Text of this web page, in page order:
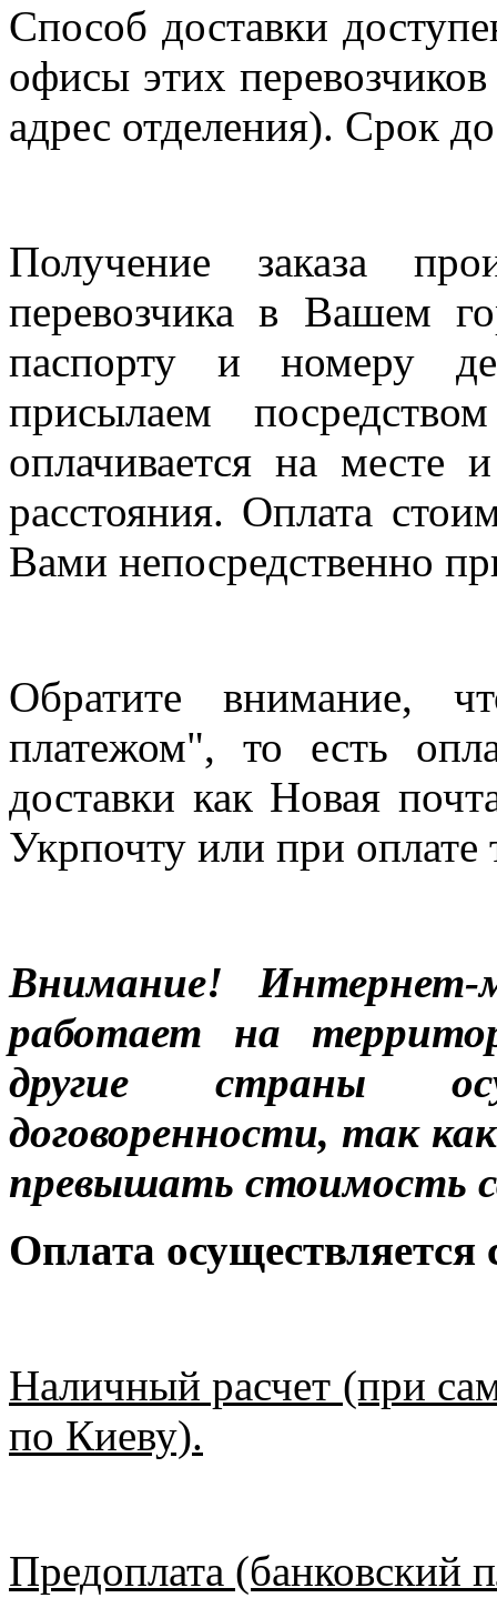
Способ доставки
офисы этих
адрес отделения). Срок
Получение заказа
перевозчика в Вашем
паспорту и номеру
присылаем
оплачивается на месте
расстояния. Оплата
Вами непосредственно
Обратите внимание,
платежом", то есть
доставки как Новая
Укрпочту или при оплате
Внимание! Интернет-
работает на
другие страны
договоренности, так
превышать стоимость
Оплата
Наличный расчет (при
по Киеву).
Предоплата (банковский